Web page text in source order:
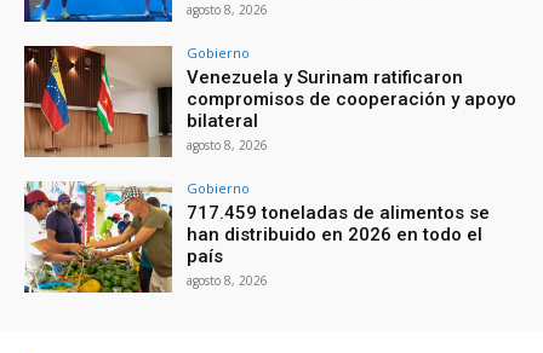
agosto 8, 2026
Gobierno
Venezuela y Surinam ratificaron
compromisos de cooperación y apoyo
bilateral
agosto 8, 2026
Gobierno
717.459 toneladas de alimentos se
han distribuido en 2026 en todo el
país
agosto 8, 2026